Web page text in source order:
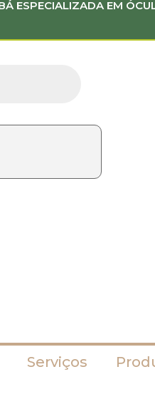
ESPECIALIZADA EM
Serviços